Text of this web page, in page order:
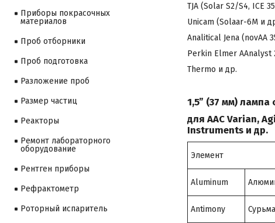
TJA (Solar S2/S4, ICE
Unicam (Solaar-6М и
Analitical Jena (novAA
Perkin Elmer
Thermo и др.
1,5” (37 мм)
для ААС Varian,
Instruments и др.
Элемент
Aluminum
Antimony Сурьма
Приборы покрасочных
материалов
Проб отборники
Проб подготовка
Разложение проб
Размер частиц
Реакторы
Ремонт лабораторного
оборудование
Рентген приборы
Рефрактометр
Роторный испаритель